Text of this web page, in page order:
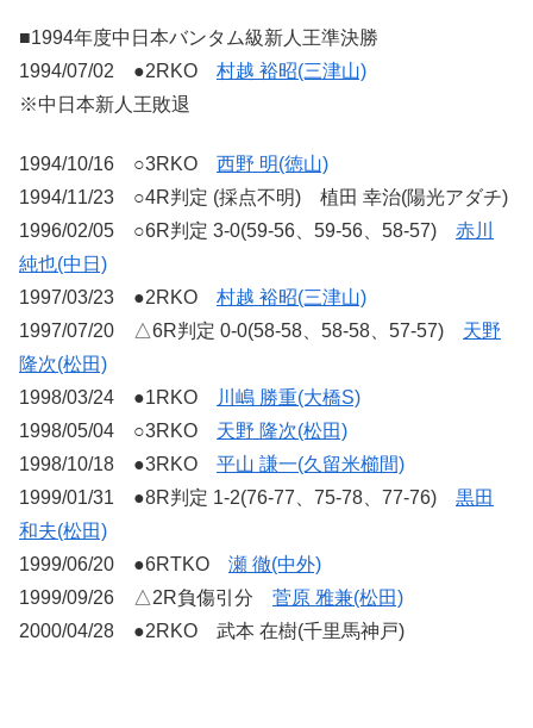
■1994年度中日本バンタム級新人王準決勝
1994/07/02 ●2RKO 村越 裕昭(三津山)
※中日本新人王敗退
1994/10/16 ○3RKO 西野 明(徳山)
1994/11/23 ○4R判定 (採点不明) 植田 幸治(陽光アダチ)
1996/02/05 ○6R判定 3-0(59-56、59-56、58-57) 赤川
純也(中日)
1997/03/23 ●2RKO 村越 裕昭(三津山)
1997/07/20 △6R判定 0-0(58-58、58-58、57-57) 天野
隆次(松田)
1998/03/24 ●1RKO
川嶋 勝重(大橋S)
1998/05/04 ○3RKO 天野 隆次(松田)
1998/10/18 ●3RKO 平山 謙一(久留米櫛間)
1999/01/31 ●8R判定 1-2(76-77、75-78、77-76) 黒田
和夫(松田)
1999/06/20 ●6RTKO 瀬 徹(中外)
1999/09/26 △2R負傷引分 菅原 雅兼(松田)
2000/04/28 ●2RKO 武本 在樹(千里馬神戸)